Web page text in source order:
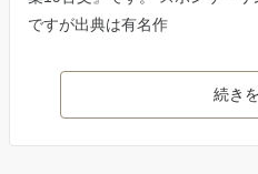
ですが出典は有名作
続き